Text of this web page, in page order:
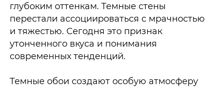
глубоким оттенкам. Темные стены
перестали ассоциироваться с мрачностью
и тяжестью. Сегодня это признак
утонченного вкуса и понимания
современных тенденций.​
Темные обои создают особую атмосферу